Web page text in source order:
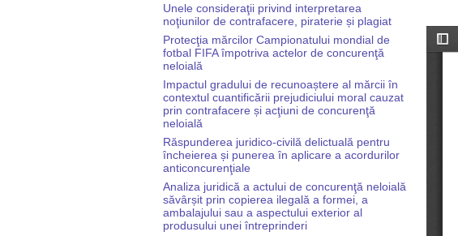
Unele consideraţii privind interpretarea
noţiunilor de contrafacere, piraterie și plagiat
Protecţia mărcilor Campionatului mondial de
fotbal FIFA împotriva actelor de concurenţă
neloială
Impactul gradului de recunoaștere al mărcii în
contextul cuantificării prejudiciului moral cauzat
prin contrafacere și acţiuni de concurenţă
neloială
Răspunderea juridico-civilă delictuală pentru
încheierea și punerea în aplicare a acordurilor
anticoncurenţiale
Analiza juridică a actului de concurenţă neloială
săvârșit prin copierea ilegală a formei, a
ambalajului sau a aspectului exterior al
produsului unei întreprinderi